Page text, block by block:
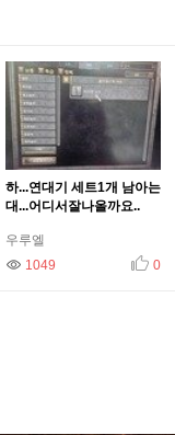
하...연대기 세트1개 남아는
대...어디서잘나올까요..
우루엘
1049 0
조회